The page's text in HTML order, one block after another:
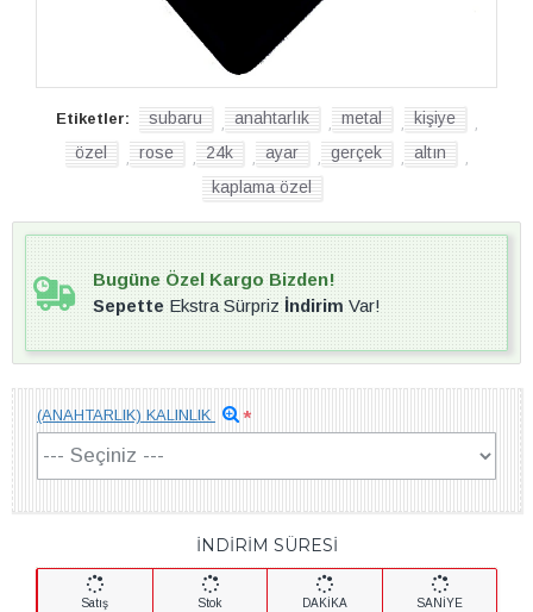
Etiketler: subaru anahtarlık metal kişiye
özel rose 24k ayar gerçek altın
kaplama özel
İNDİRİM SÜRESİ
Satış Stok DAKİKA SANİYE
(ANAHTARLIK) KALINLIK
Bugüne Özel Kargo Bizden!
SepetteEkstra SürprizİndirimVar!